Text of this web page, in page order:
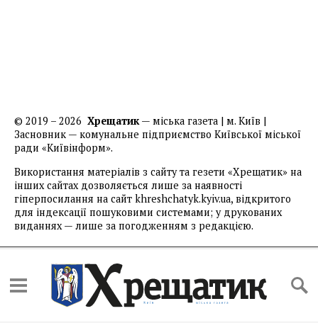
© 2019 – 2026 Хрещатик— міська газета | м. Київ |
Засновник — комунальне підприємство Київської міської
ради «Київінформ».
Використання матеріалів з сайту та гезети «Хрещатик» на
інших сайтах дозволяється лише за наявності
гіперпосилання на сайт khreshchatyk.kyiv.ua, відкритого
для індексації пошуковими системами; у друкованих
виданнях — лише за погодженням з редакцією.